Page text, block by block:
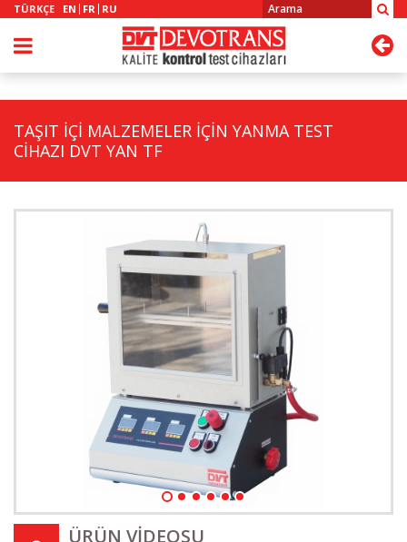
TÜRKÇE EN FR RU
TAŞIT İÇİ MALZEMELER İÇİN YANMA TEST
CİHAZI DVT YAN TF
ÜRÜN VİDEOSU